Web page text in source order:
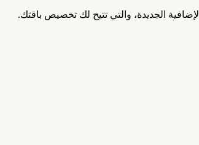
الجديدة، والتي تتيح لك تخصيص باقتك.